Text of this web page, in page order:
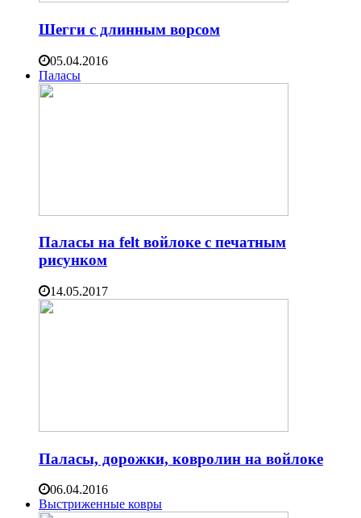
Шегги с длинным ворсом
05.04.2016
Паласы
Паласы на felt войлоке с печатным
рисунком
14.05.2017
Паласы, дорожки, ковролин на войлоке
06.04.2016
Выстриженные ковры